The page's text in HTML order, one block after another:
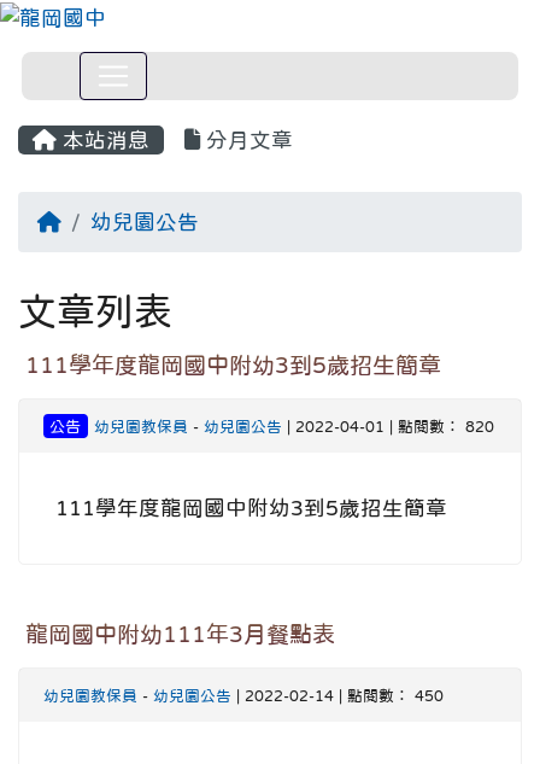
本站消息 分月文章
回首頁幼兒園公告
文章列表
111學年度龍岡國中附幼3到5歲招生簡章
公告 幼兒園教保員 - 幼兒園公告 | 2022-04-01 | 點閱數： 820
111學年度龍岡國中附幼3到5歲招生簡章
龍岡國中附幼111年3月餐點表
幼兒園教保員 - 幼兒園公告 | 2022-02-14 | 點閱數： 450